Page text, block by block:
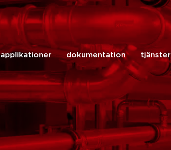
stäng
applikationer dokumentation tjänster